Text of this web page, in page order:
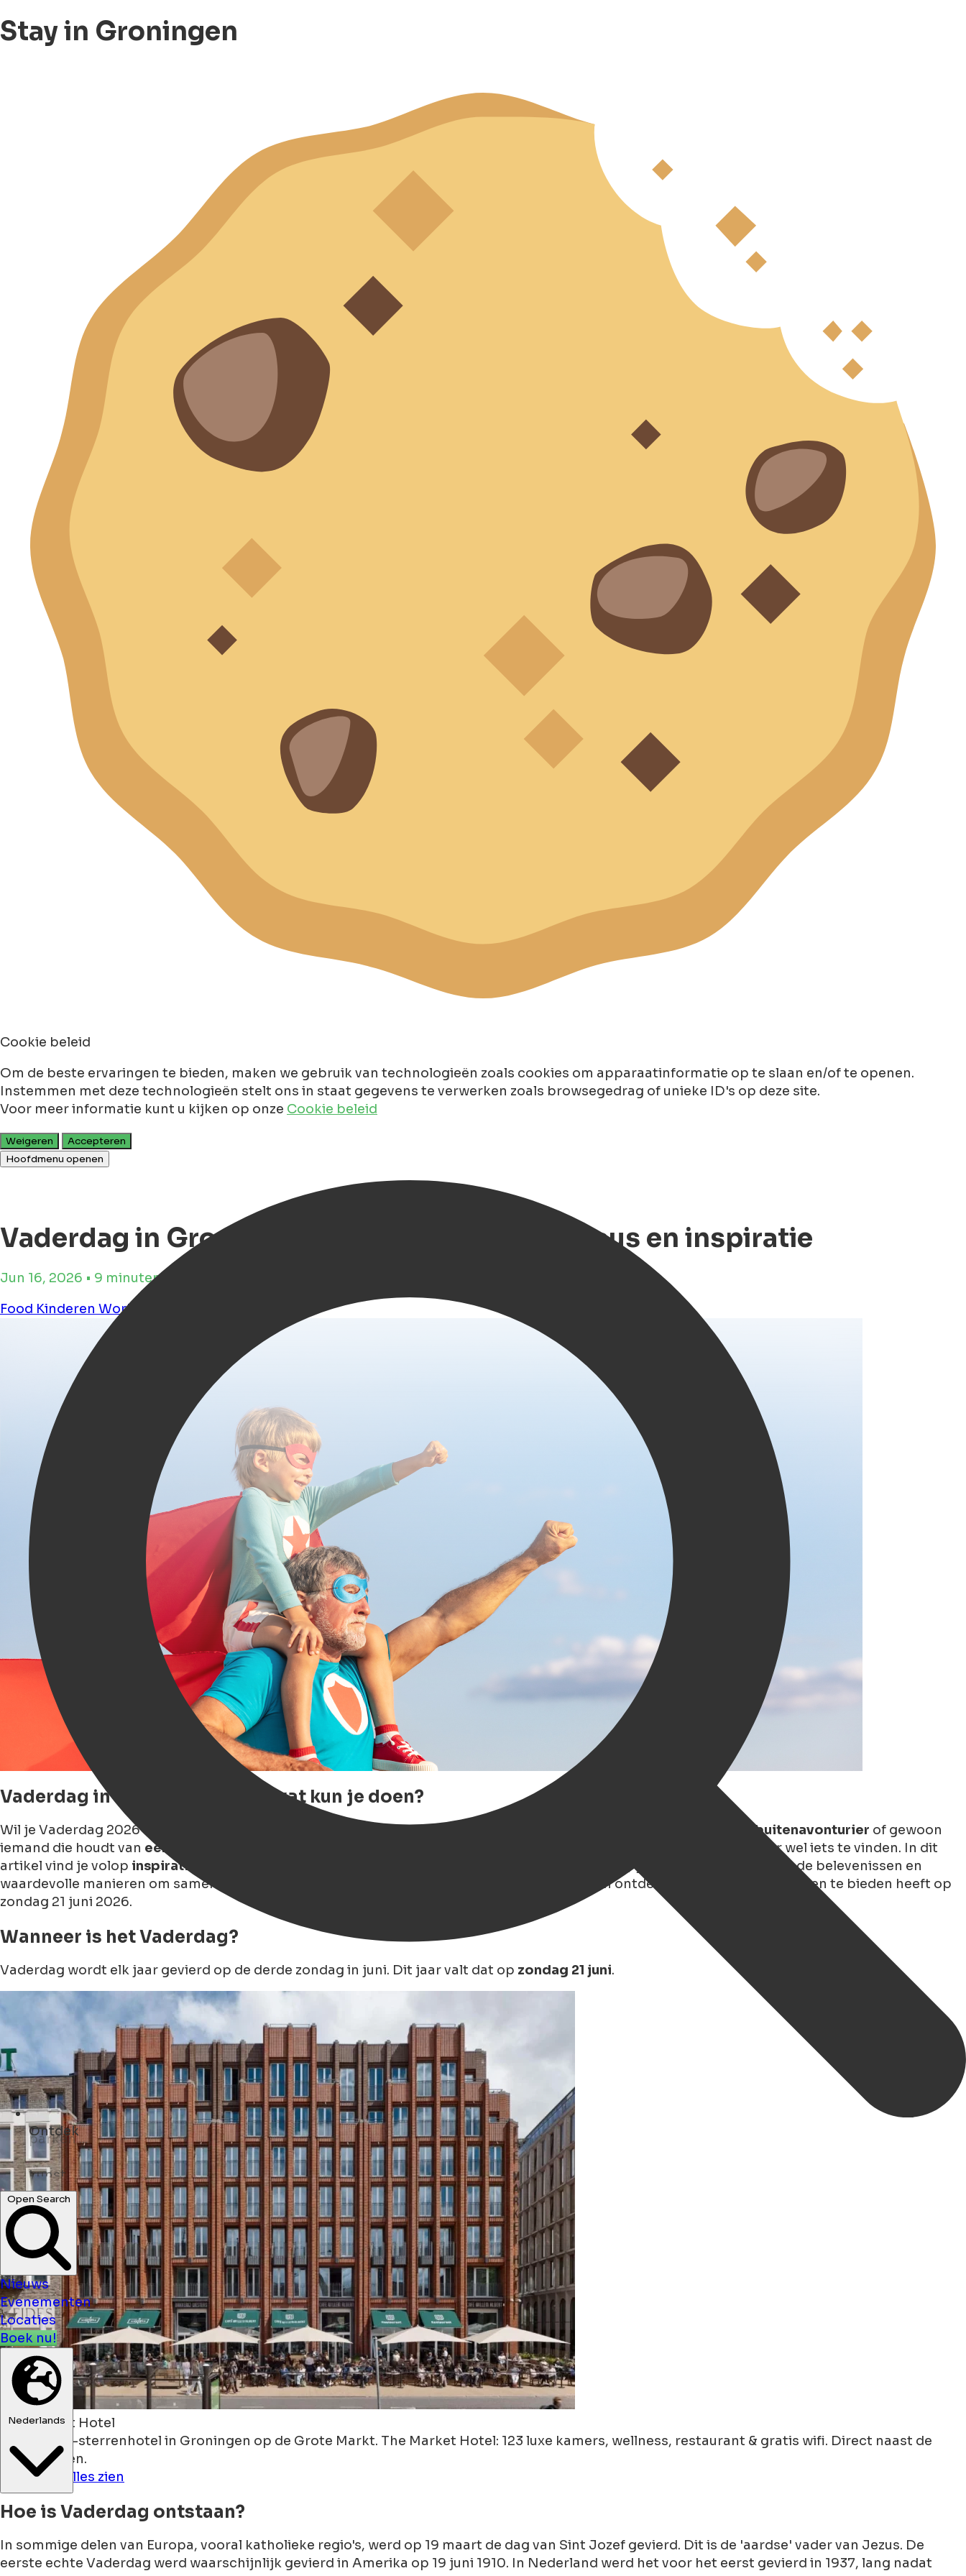
Stay in Groningen
Cookie beleid
Om de beste ervaringen te bieden, maken we gebruik van technologieën zoals cookies om apparaatinformatie op te slaan en/of te openen.
Instemmen met deze technologieën stelt ons in staat gegevens te verwerken zoals browsegedrag of unieke ID's op deze site.
Voor meer informatie kunt u kijken op onze Cookie beleid
Weigeren
Accepteren
Hoofdmenu openen
Ontdek
kunst ...
winkels ...
Open Search
Nieuws
Evenementen
Locaties
Boek nu!
Nederlands
Vaderdag in Groningen 2026, 12x beste cadeaus en inspiratie
Jun 16, 2026 • 9 minuten leestijd
Food Kinderen Workshops
Vaderdag in Groningen 2026, wat kun je doen?
Wil je Vaderdag 2026 in Groningen extra bijzonder maken? Of je vader nu een buitenavonturier of gewoon
iemand die houdt van een goed biertje of een mooi boek
, in deze bruisende stad Groningen is er voor elke soort vader wel iets te vinden. In dit
artikel vind je volop inspiratie voor Vaderdag
— van unieke cadeautips tot lokale evenementen, gezellige cafés, spannende belevenissen en
waardevolle manieren om samen tijd door te brengen. Duik in onze ultieme
en ontdek het beste dat Groningen te bieden heeft op
zondag 21 juni 2026.
Wanneer is het Vaderdag?
Vaderdag wordt elk jaar gevierd op de derde zondag in juni. Dit jaar valt dat op zondag 21 juni.
The Market Hotel
Boek een 4-sterrenhotel in Groningen op de Grote Markt. The Market Hotel: 123 luxe kamers, wellness, restaurant & gratis wifi. Direct naast de
Martinitoren.
Zie Hotel
Alles zien
Hoe is Vaderdag ontstaan?
In sommige delen van Europa, vooral katholieke regio's, werd op 19 maart de dag van Sint Jozef gevierd. Dit is de 'aardse' vader van Jezus. De
eerste echte Vaderdag werd waarschijnlijk gevierd in Amerika op 19 juni 1910. In Nederland werd het voor het eerst gevierd in 1937, lang nadat